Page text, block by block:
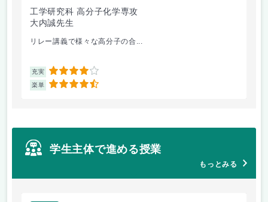
工学研究科 高分子化学専攻
大内誠先生
リレー講義で様々な高分子の合...
充実 4
楽単 4.5
学生主体で進める授業
もっとみる